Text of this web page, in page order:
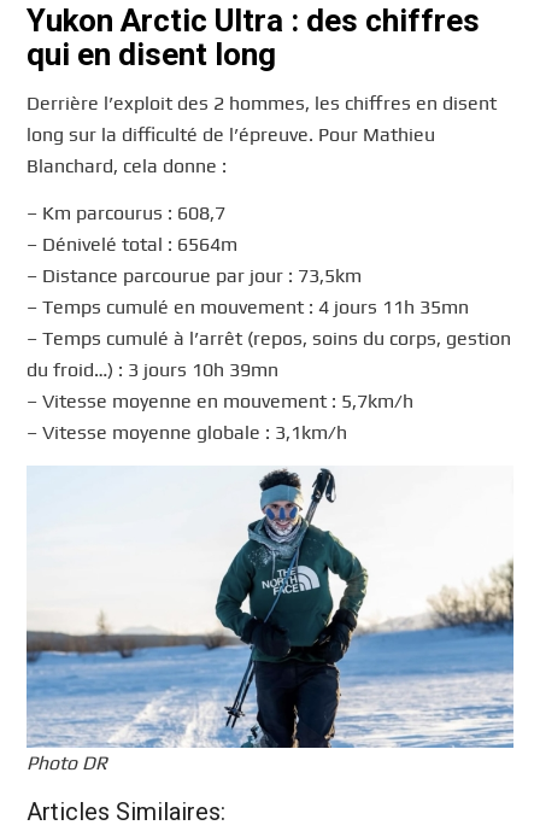
Yukon Arctic Ultra : des chiffres
qui en disent long
Derrière l’exploit des 2 hommes, les chiffres en disent
long sur la difficulté de l’épreuve. Pour Mathieu
Blanchard, cela donne :
– Km parcourus : 608,7
– Dénivelé total : 6564m
– Distance parcourue par jour : 73,5km
– Temps cumulé en mouvement : 4 jours 11h 35mn
– Temps cumulé à l’arrêt (repos, soins du corps, gestion
du froid…) : 3 jours 10h 39mn
– Vitesse moyenne en mouvement : 5,7km/h
– Vitesse moyenne globale : 3,1km/h
Photo DR
Articles Similaires: